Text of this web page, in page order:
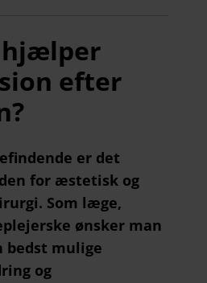
hjælper
efter
er det
for æstetisk og
Som læge,
ønsker man
bedst mulige
og